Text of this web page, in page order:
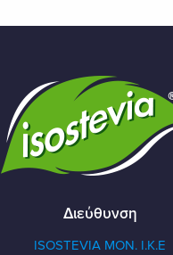
Διεύθυνση
ISOSTEVIA MON. Ι.Κ.Ε